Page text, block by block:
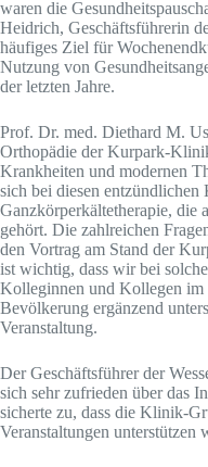
waren die
Heidrich, Geschäftsführerin
häufiges Ziel für
Nutzung von
der letzten Jahre.
Prof. Dr. med. Diethard M.
Orthopädie der Kurpark-
Krankheiten und modernen
sich bei diesen
Ganzkörperkältetherapie, die
gehört. Die zahlreichen
den Vortrag am Stand der
ist wichtig, dass wir bei
Kolleginnen und Kollegen
Bevölkerung ergänzend
Veranstaltung.
Der Geschäftsführer der
sich sehr zufrieden über das
sicherte zu, dass die Klinik-
Veranstaltungen unterstützen